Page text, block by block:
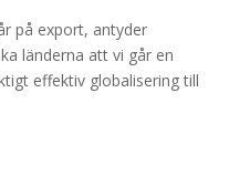
på export, antyder
länderna att vi går en
effektiv globalisering till